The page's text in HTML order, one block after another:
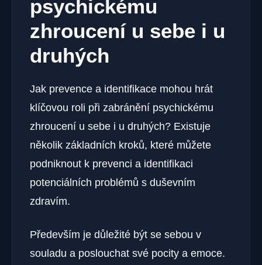
psychickému
zhroucení u ⁤sebe i u
druhých
Jak prevence a⁢ identifikace⁢ mohou​ hrát
klíčovou roli při zabránění psychickému
zhroucení u sebe i u druhých? Existuje
několik základních kroků, které můžete
‌podniknout k prevenci a identifikaci
potenciálních problémů ​s duševním
zdravím.
Především je důležité být ​se​ sebou v
souladu a poslouchat své pocity a emoce.